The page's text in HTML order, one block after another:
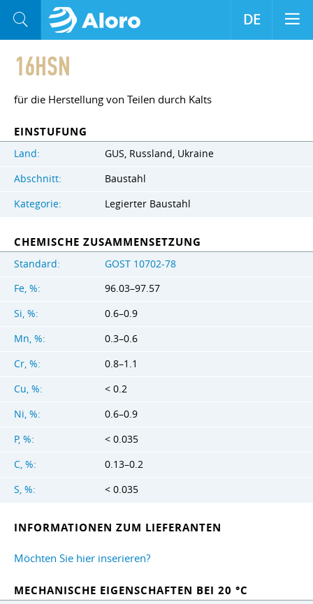
16HSN
für die Herstellung von Teilen durch Kalts
EINSTUFUNG
Land:
GUS, Russland, Ukraine
Abschnitt:
Baustahl
Kategorie:
Legierter Baustahl
CHEMISCHE ZUSAMMENSETZUNG
Standard:
GOST 10702-78
Fe, %:
96.03–97.57
Si, %:
0.6–0.9
Mn, %:
0.3–0.6
Cr, %:
0.8–1.1
Cu, %:
< 0.2
Ni, %:
0.6–0.9
P, %:
< 0.035
C, %:
0.13–0.2
S, %:
< 0.035
INFORMATIONEN ZUM LIEFERANTEN
Möchten Sie hier inserieren?
MECHANISCHE EIGENSCHAFTEN BEI 20 °C
DE